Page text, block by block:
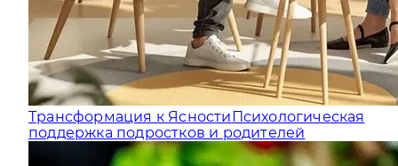
Трансформация к ЯсностиПсихологическая
поддержка подростков и родителей